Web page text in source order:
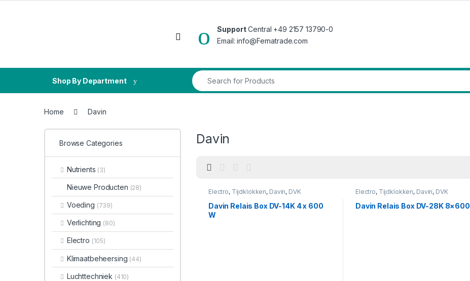
Open
SupportCentral +49 2157 13790-0
Email: info@Fernatrade.com
Shop By Department
Search for:
Home Davin
Davin
Electro, Tijdklokken, Davin, DVK
Davin Relais Box DV-14K 4 x 600
W
Electro, Tijdklokken, Davin, DVK
Davin Relais Box DV-28K 8×600
Browse Categories
Nutrients (3)
Nieuwe Producten (28)
Voeding (739)
Verlichting (80)
Electro (105)
Klimaatbeheersing (44)
Luchttechniek (410)